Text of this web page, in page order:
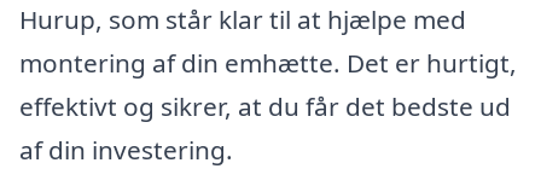
Hurup, som står klar til at hjælpe med
montering af din emhætte. Det er hurtigt,
effektivt og sikrer, at du får det bedste ud
af din investering.